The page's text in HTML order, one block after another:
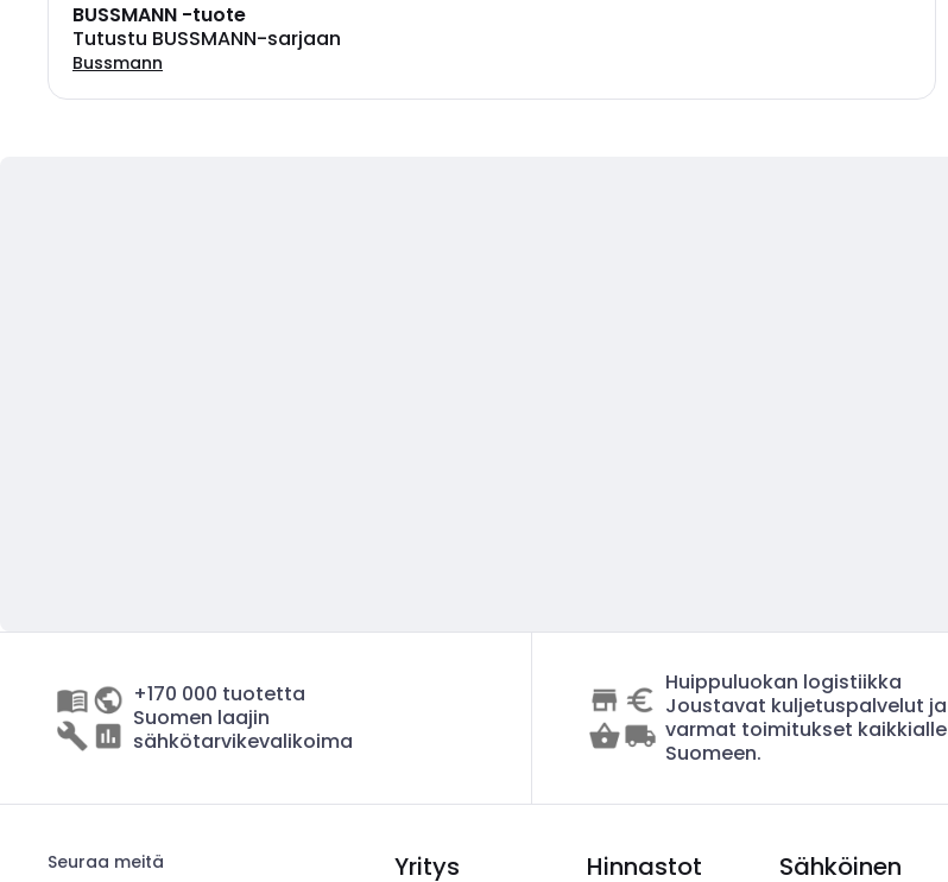
BUSSMANN -tuote
Tutustu BUSSMANN-sarjaan
Bussmann
+170 000 tuotetta
Suomen laajin
sähkötarvikevalikoima
Huippuluokan logistiikka
Joustavat kuljetuspalvelut ja
varmat toimitukset kaikkialle
Suomeen.
Seuraa meitä Yritys Hinnastot
Sähköinen